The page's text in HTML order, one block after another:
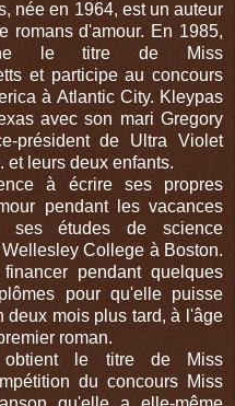
née en 1964, est un auteur
romans d'amour. En 1985,
le titre de Miss
et participe au concours
à Atlantic City. Kleypas
avec son mari Gregory
président de Ultra Violet
et leurs deux enfants.
à écrire ses propres
pendant les vacances
ses études de science
College à Boston.
pendant quelques
pour qu'elle puisse
deux mois plus tard, à l'âge
roman.
le titre de Miss
du concours Miss